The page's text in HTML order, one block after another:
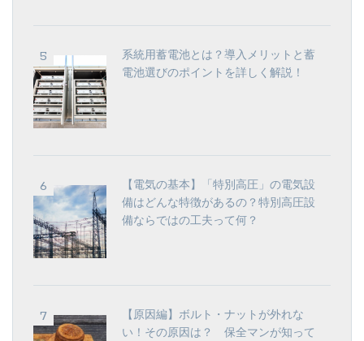
系統用蓄電池とは？導入メリットと蓄
電池選びのポイントを詳しく解説！
【電気の基本】「特別高圧」の電気設
備はどんな特徴があるの？特別高圧設
備ならではの工夫って何？
【原因編】ボルト・ナットが外れな
い！その原因は？ 保全マンが知って